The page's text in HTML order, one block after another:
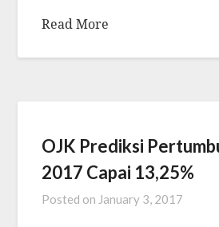
Read More
OJK Prediksi
2017 Capai 13,25%
Posted on January 3, 2017